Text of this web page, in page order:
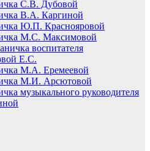
С.В. Дубовой
В.А. Каргиной
Ю.П. Краснояровой
М.С. Максимовой
воспитателя
Е.С.
М.А. Еремеевой
М.И. Арсютовой
музыкального руководителя